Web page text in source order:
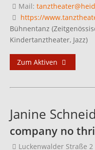
Mail:
https://
Bühnentanz
Kindertanztheater, Jazz)
Zum Aktiven
Janine
company no
Luckenwalder Straße 2